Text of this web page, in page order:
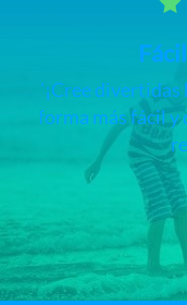
Me encanta
de usar. He